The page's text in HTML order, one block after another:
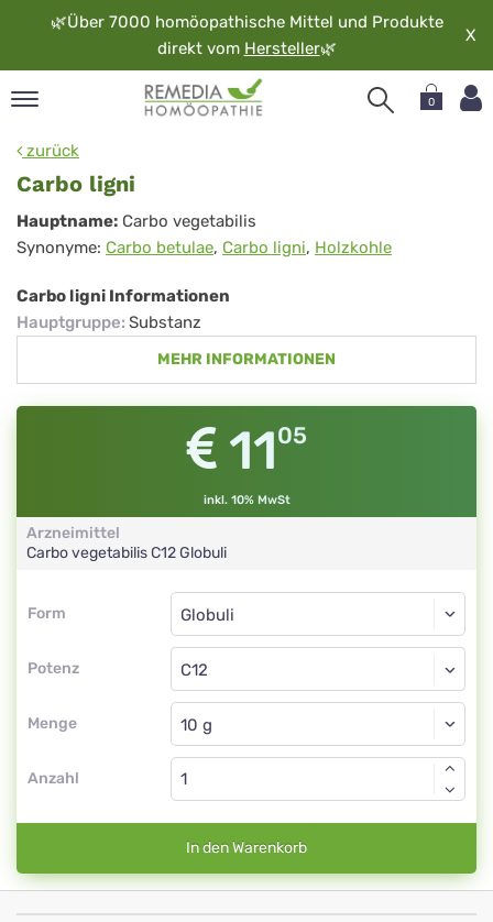
🌿Über 7000 homöopathische Mittel und Produkte
direkt vom Hersteller🌿
X
0
zurück
Carbo ligni
Carbo
ligni
Hauptname: Carbo vegetabilis
Synonyme: Carbo betulae, Carbo ligni, Holzkohle
Carbo ligni Informationen
Hauptgruppe: Substanz
MEHR INFORMATIONEN
1105
inkl. 10% MwSt
Arzneimittel
Carbo vegetabilisC12Globuli
Form
Form
Potenz
Globuli
C12
Menge
Globuli
Anzahl
In den Warenkorb